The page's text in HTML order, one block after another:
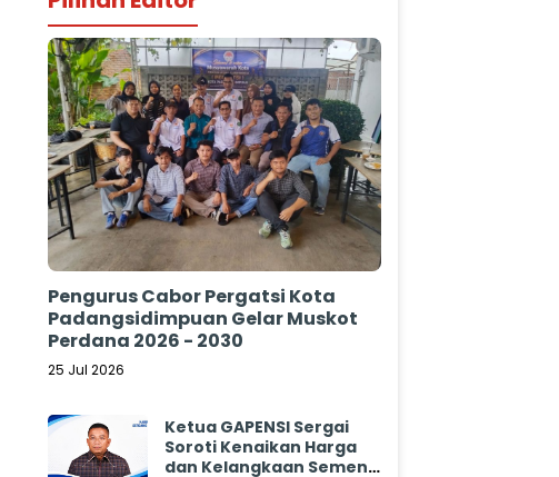
Pengurus Cabor Pergatsi Kota
Padangsidimpuan Gelar Muskot
Perdana 2026 - 2030
25 Jul 2026
Ketua GAPENSI Sergai
Soroti Kenaikan Harga
dan Kelangkaan Semen,